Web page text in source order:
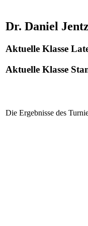
Dr. Daniel
Aktuelle Klasse
Aktuelle Klasse
Die Ergebnisse des